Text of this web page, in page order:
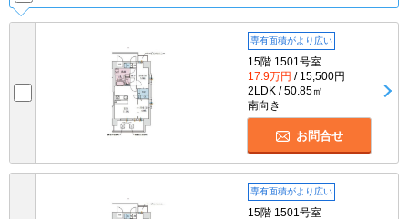
専有面積がより広い
15階 1501号室
17.9万円 / 15,500円
2LDK / 50.85㎡
南向き
お問合せ
専有面積がより広い
15階 1501号室